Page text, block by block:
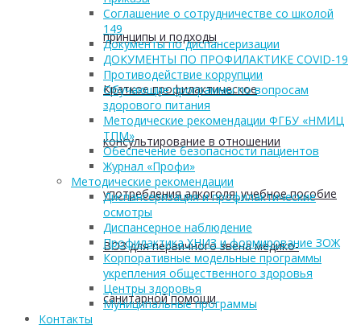
принципы и подходы
Краткое профилактическое
консультирование в отношении
употребления алкоголя: учебное пособие
ВОЗ для первичного звена медико-
санитарной помощи
Соглашение о сотрудничестве со школой
149
Документы по диспансеризации
ДОКУМЕНТЫ ПО ПРОФИЛАКТИКЕ COVID-19
Противодействие коррупции
Обучающие программы по вопросам
здорового питания
Методические рекомендации ФГБУ «НМИЦ
ТПМ»
Обеспечение безопасности пациентов
Журнал «Профи»
Методические рекомендации
Диспансеризация и профилактические
осмотры
Диспансерное наблюдение
Профилактика ХНИЗ и формирование ЗОЖ
Корпоративные модельные программы
укрепления общественного здоровья
Центры здоровья
Муниципальные программы
Контакты